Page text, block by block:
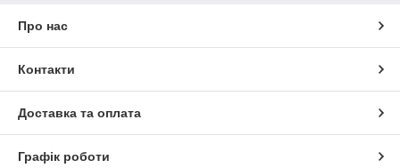
Про нас
Контакти
Доставка та оплата
Графік роботи